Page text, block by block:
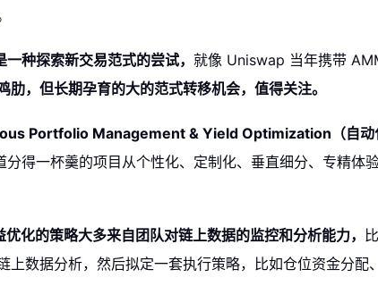
一种探索新交易范式的尝试， 就像 Uniswap 当年携带
肋，但长期孕育的大的范式转移机会，值得关注。
Portfolio Management & Yield Optimization（自动
分得一杯羹的项目从个性化、定制化、垂直细分、专精
化的策略大多来自团队对链上数据的监控和分析能力，
上数据分析，然后拟定一套执行策略，比如仓位资金分